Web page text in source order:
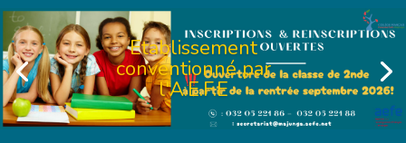
Etablissement
conventionné par
l'A.E.F.E
Etablissement
conventionné par
l'A.E.F.E